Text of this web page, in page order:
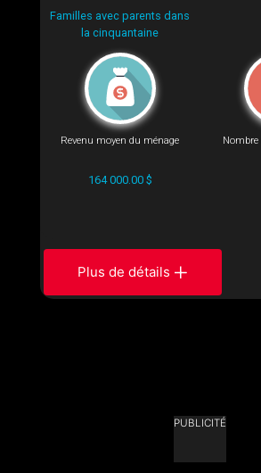
Familles avec parents dans
la cinquantaine
Revenu moyen du ménage
164 000.00 $
Plus de détails
PUBLICITÉ